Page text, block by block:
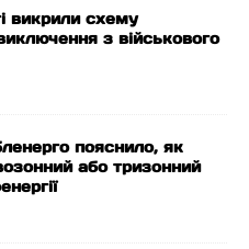
викрили схему
з військового
пояснило, як
або тризонний